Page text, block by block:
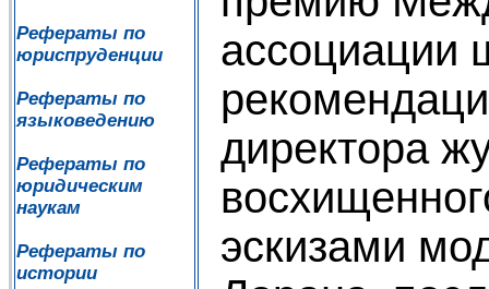
Рефераты по
юриспруденции
Рефераты по
языковедению
Рефераты по
юридическим
наукам
Рефераты по
истории
ассоциации
директора
эскизами